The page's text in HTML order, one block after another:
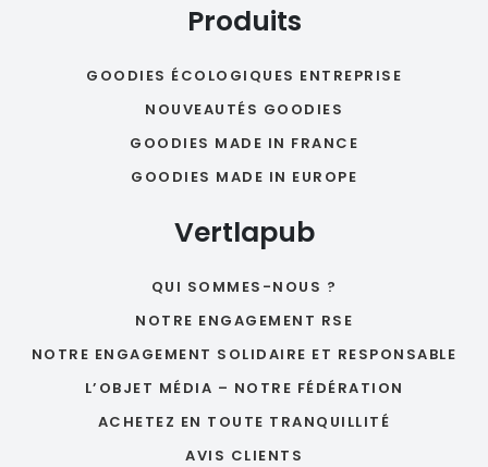
Produits
GOODIES ÉCOLOGIQUES ENTREPRISE
NOUVEAUTÉS GOODIES
GOODIES MADE IN FRANCE
GOODIES MADE IN EUROPE
Vertlapub
QUI SOMMES-NOUS ?
NOTRE ENGAGEMENT RSE
NOTRE ENGAGEMENT SOLIDAIRE ET RESPONSABLE
L’OBJET MÉDIA – NOTRE FÉDÉRATION
ACHETEZ EN TOUTE TRANQUILLITÉ
AVIS CLIENTS